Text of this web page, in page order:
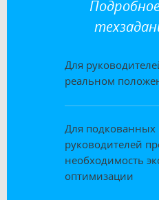
Для
реальном
Для подкованных
руководителей
необходимость
оптимизации